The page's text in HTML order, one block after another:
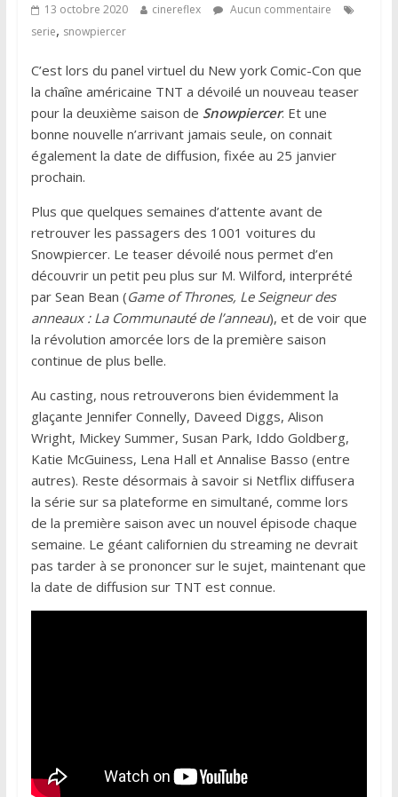
13 octobre 2020 cinereflex
Aucun commentaire
serie, snowpiercer
C’est lors du panel virtuel du New york Comic-Con que
la chaîne américaine TNT a dévoilé un nouveau teaser
pour la deuxième saison de Snowpiercer. Et une
bonne nouvelle n’arrivant jamais seule, on connait
également la date de diffusion, fixée au 25 janvier
prochain.
Plus que quelques semaines d’attente avant de
retrouver les passagers des 1001 voitures du
Snowpiercer. Le teaser dévoilé nous permet d’en
découvrir un petit peu plus sur M. Wilford, interprété
par Sean Bean (Game of Thrones, Le Seigneur des
anneaux : La Communauté de l’anneau), et de voir que
la révolution amorcée lors de la première saison
continue de plus belle.
Au casting, nous retrouverons bien évidemment la
glaçante Jennifer Connelly, Daveed Diggs, Alison
Wright, Mickey Summer, Susan Park, Iddo Goldberg,
Katie McGuiness, Lena Hall et Annalise Basso (entre
autres). Reste désormais à savoir si Netflix diffusera
la série sur sa plateforme en simultané, comme lors
de la première saison avec un nouvel épisode chaque
semaine. Le géant californien du streaming ne devrait
pas tarder à se prononcer sur le sujet, maintenant que
la date de diffusion sur TNT est connue.